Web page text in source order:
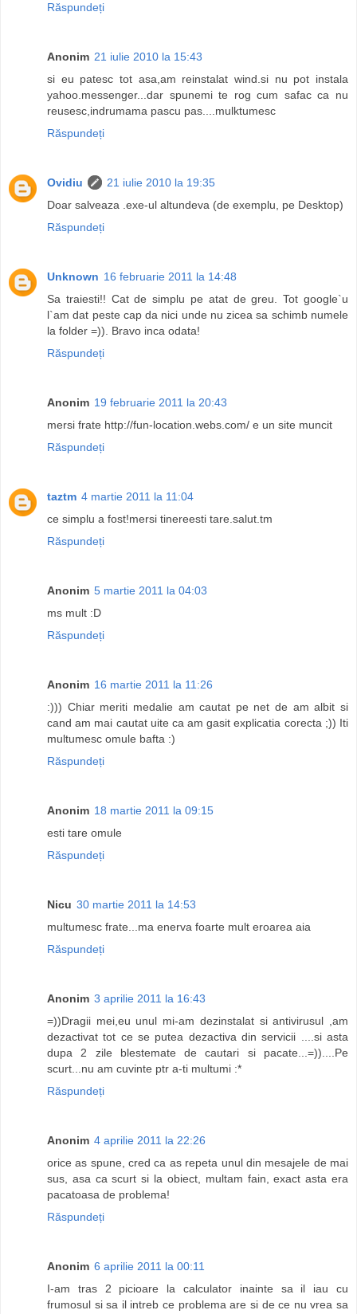
Răspundeți
Anonim 21 iulie 2010 la 15:43
si eu patesc tot asa,am reinstalat wind.si nu pot instala
yahoo.messenger...dar spunemi te rog cum safac ca nu
reusesc,indrumama pascu pas....mulktumesc
Răspundeți
Ovidiu
21 iulie 2010 la 19:35
Doar salveaza .exe-ul altundeva (de exemplu, pe Desktop)
Răspundeți
Unknown 16 februarie 2011 la 14:48
Sa traiesti!! Cat de simplu pe atat de greu. Tot google`u
l`am dat peste cap da nici unde nu zicea sa schimb numele
la folder =)). Bravo inca odata!
Răspundeți
Anonim 19 februarie 2011 la 20:43
mersi frate http://fun-location.webs.com/ e un site muncit
Răspundeți
taztm 4 martie 2011 la 11:04
ce simplu a fost!mersi tinereesti tare.salut.tm
Răspundeți
Anonim 5 martie 2011 la 04:03
ms mult :D
Răspundeți
Anonim 16 martie 2011 la 11:26
:))) Chiar meriti medalie am cautat pe net de am albit si
cand am mai cautat uite ca am gasit explicatia corecta ;)) Iti
multumesc omule bafta :)
Răspundeți
Anonim 18 martie 2011 la 09:15
esti tare omule
Răspundeți
Nicu 30 martie 2011 la 14:53
multumesc frate...ma enerva foarte mult eroarea aia
Răspundeți
Anonim 3 aprilie 2011 la 16:43
=))Dragii mei,eu unul mi-am dezinstalat si antivirusul ,am
dezactivat tot ce se putea dezactiva din servicii ....si asta
dupa 2 zile blestemate de cautari si pacate...=))....Pe
scurt...nu am cuvinte ptr a-ti multumi :*
Răspundeți
Anonim 4 aprilie 2011 la 22:26
orice as spune, cred ca as repeta unul din mesajele de mai
sus, asa ca scurt si la obiect, multam fain, exact asta era
pacatoasa de problema!
Răspundeți
Anonim 6 aprilie 2011 la 00:11
I-am tras 2 picioare la calculator inainte sa il iau cu
frumosul si sa il intreb ce problema are si de ce nu vrea sa